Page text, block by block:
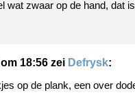
wat zwaar op de hand, dat
18:56 zei Defrysk:
op de plank, een over